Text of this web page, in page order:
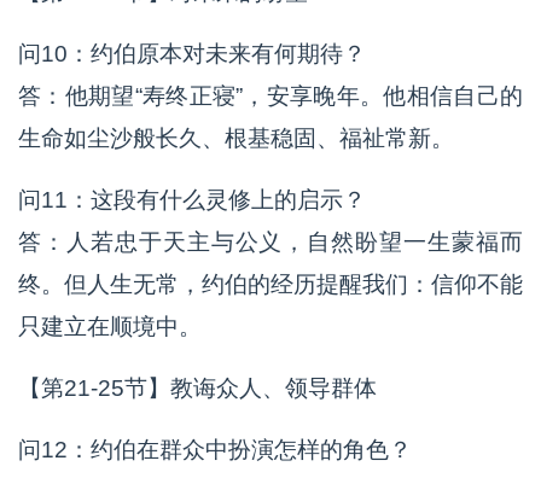
问10：约伯原本对未来有何期待？
答：他期望“寿终正寝”，安享晚年。他相信自己的
生命如尘沙般长久、根基稳固、福祉常新。
问11：这段有什么灵修上的启示？
答：人若忠于天主与公义，自然盼望一生蒙福而
终。但人生无常，约伯的经历提醒我们：信仰不能
只建立在顺境中。
【第21-25节】教诲众人、领导群体
问12：约伯在群众中扮演怎样的角色？